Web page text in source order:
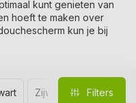
kunt genieten van
hoeft te maken over
kun je bij
Zijwand Badwand
Filters